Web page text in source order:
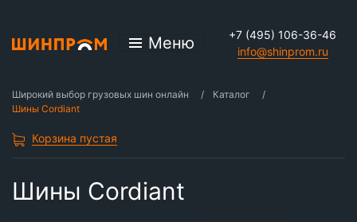
Меню
+7 (495) 106-36-46
info@shinprom.ru
Широкий выбор грузовых шин онлайн
Каталог
Шины Cordiant
Корзина пустая
Шины Cordiant